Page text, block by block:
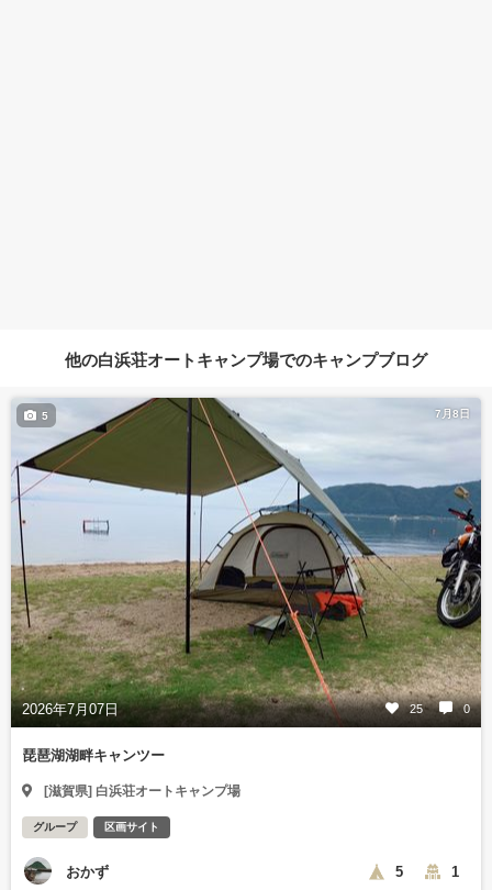
他の白浜荘オートキャンプ場でのキャンプブログ
7月8日
2026年7月07日 25 0
5
琵琶湖湖畔キャンツー
[滋賀県] 白浜荘オートキャンプ場
グループ 区画サイト
おかず 5 1